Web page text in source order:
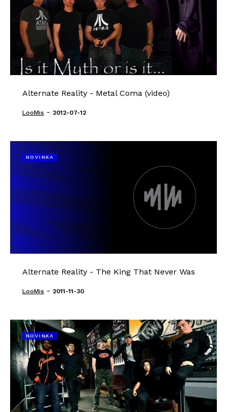
Alternate Reality - Metal Coma (video)
LooMis - 2012-07-12
NOVINKA
Alternate Reality - The King That Never Was
LooMis - 2011-11-30
NOVINKA